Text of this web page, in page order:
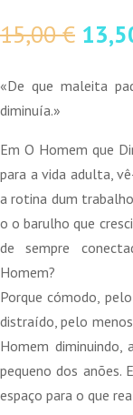
15,00€ O
«De que maleita
diminuía.»
Em O Homem que
para a vida adulta,
a rotina dum
o o barulho que
de sempre
Homem?
Porque cómodo,
distraído, pelo
Homem diminuindo,
pequeno dos anões.
espaço para o que